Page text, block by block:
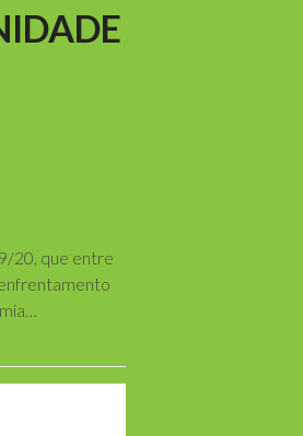
20, que entre